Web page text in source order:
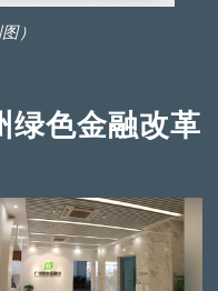
）
绿色金融改革